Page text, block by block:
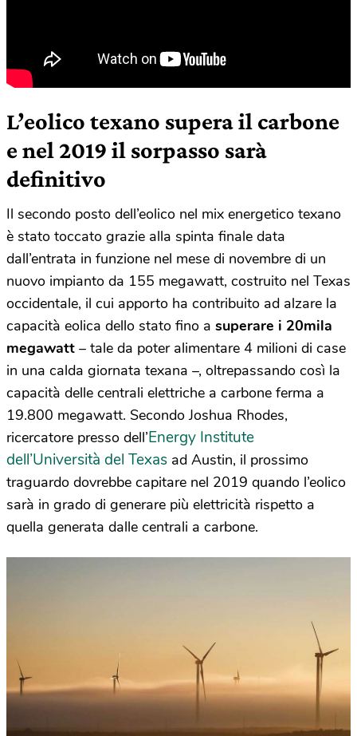
L’eolico texano supera il carbone
e nel 2019 il sorpasso sarà
definitivo
Il secondo posto dell’eolico nel mix energetico texano
è stato toccato grazie alla spinta finale data
dall’entrata in funzione nel mese di novembre di un
nuovo impianto da 155 megawatt, costruito nel Texas
occidentale, il cui apporto ha contribuito ad alzare la
capacità eolica dello stato fino a superare i 20mila
megawatt – tale da poter alimentare 4 milioni di case
in una calda giornata texana –, oltrepassando così la
capacità delle centrali elettriche a carbone ferma a
19.800 megawatt. Secondo Joshua Rhodes,
ricercatore presso dell’Energy Institute
dell’Università del Texas ad Austin, il prossimo
traguardo dovrebbe capitare nel 2019 quando l’eolico
sarà in grado di generare più elettricità rispetto a
quella generata dalle centrali a carbone.